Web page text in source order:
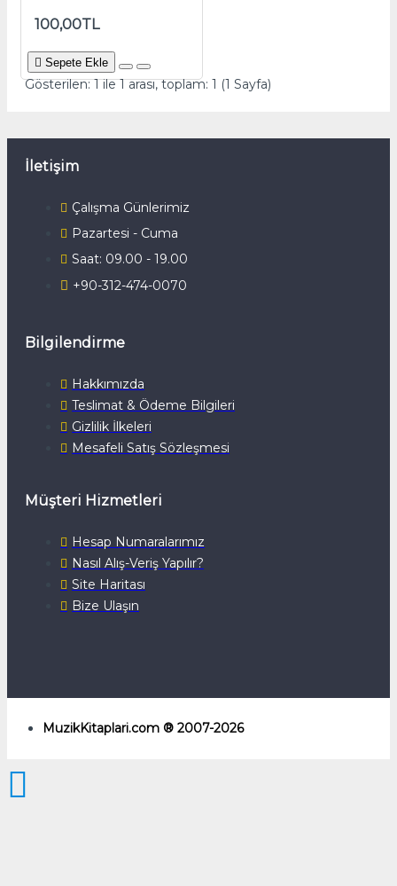
100,00TL
Sepete Ekle
Gösterilen: 1 ile 1 arası, toplam: 1 (1 Sayfa)
İletişim
Çalışma Günlerimiz
Pazartesi - Cuma
Saat: 09.00 - 19.00
+90-312-474-0070
Bilgilendirme
Hakkımızda
Teslimat & Ödeme Bilgileri
Gizlilik İlkeleri
Mesafeli Satış Sözleşmesi
Müşteri Hizmetleri
Hesap Numaralarımız
Nasıl Alış-Veriş Yapılır?
Site Haritası
Bize Ulaşın
MuzikKitaplari.com ® 2007-2026